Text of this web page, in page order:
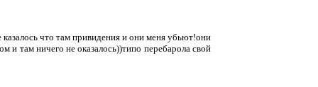
что там привидения и они меня убьют!они
и там ничего не оказалось))типо перебарола свой